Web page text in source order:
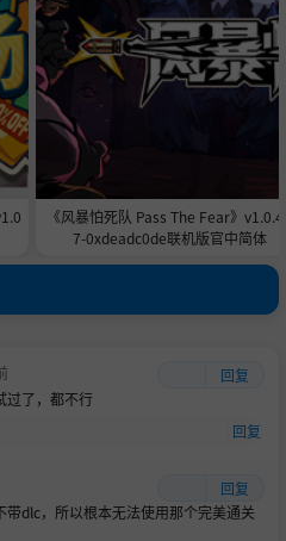
《风暴怕死队 Pass The Fear》
7-0xdeadc0de联机版官中简体
回复
过了，都不行
回复
回复
dlc，所以根本无法使用那个完美通关